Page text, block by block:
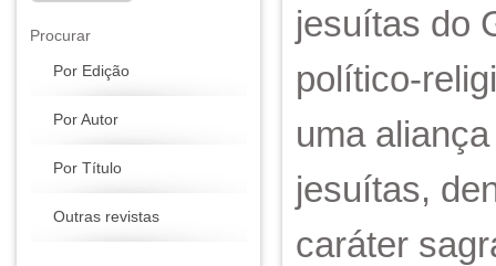
Procurar
Por Edição
Por Autor
Por Título
Outras revistas
jesuítas do
político-
uma
jesuítas,
caráter